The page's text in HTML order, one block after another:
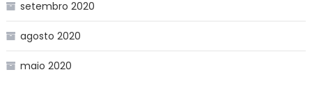
setembro 2020
agosto 2020
maio 2020